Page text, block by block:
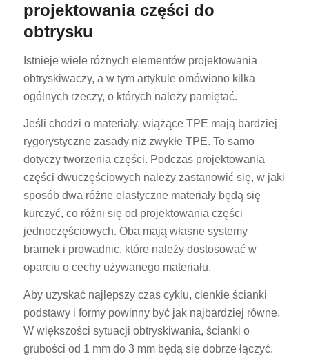
projektowania części do
obtrysku
Istnieje wiele różnych elementów projektowania
obtryskiwaczy, a w tym artykule omówiono kilka
ogólnych rzeczy, o których należy pamiętać.
Jeśli chodzi o materiały, wiążące TPE mają bardziej
rygorystyczne zasady niż zwykłe TPE. To samo
dotyczy tworzenia części. Podczas projektowania
części dwuczęściowych należy zastanowić się, w jaki
sposób dwa różne elastyczne materiały będą się
kurczyć, co różni się od projektowania części
jednoczęściowych. Oba mają własne systemy
bramek i prowadnic, które należy dostosować w
oparciu o cechy używanego materiału.
Aby uzyskać najlepszy czas cyklu, cienkie ścianki
podstawy i formy powinny być jak najbardziej równe.
W większości sytuacji obtryskiwania, ścianki o
grubości od 1 mm do 3 mm będą się dobrze łączyć.